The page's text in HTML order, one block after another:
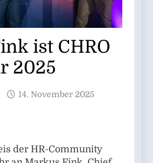
ist CHRO
2025
14. November 2025
der HR-Community